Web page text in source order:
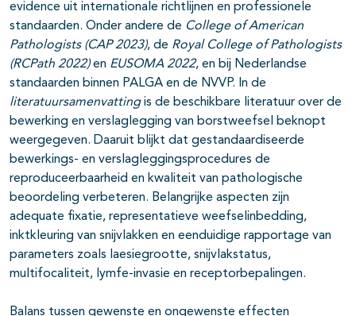
evidence uit internationale richtlijnen en professionele
standaarden. Onder andere de College of American
Pathologists (CAP 2023), de Royal College of Pathologists
(RCPath 2022)en EUSOMA 2022, en bij Nederlandse
standaarden binnen PALGA en de NVVP. In de
literatuursamenvattingis de beschikbare literatuur over de
bewerking en verslaglegging van borstweefsel beknopt
weergegeven. Daaruit blijkt dat gestandaardiseerde
bewerkings- en verslagleggingsprocedures de
reproduceerbaarheid en kwaliteit van pathologische
beoordeling verbeteren. Belangrijke aspecten zijn
adequate fixatie, representatieve weefselinbedding,
inktkleuring van snijvlakken en eenduidige rapportage van
parameters zoals laesiegrootte, snijvlakstatus,
multifocaliteit, lymfe-invasie en receptorbepalingen.
Balans tussen gewenste en ongewenste effecten